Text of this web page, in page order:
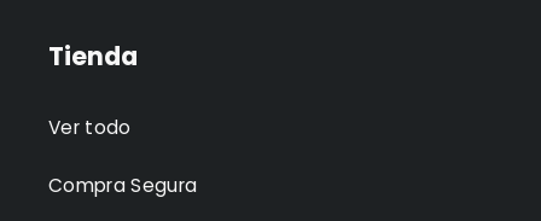
Tienda
Ver todo
Compra Segura